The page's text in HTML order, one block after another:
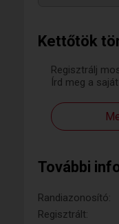
Kettőtök
Regisztrálj
Írd meg a
További
Randiazonosító:
Regisztrált: